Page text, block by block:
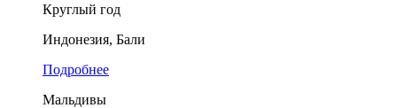
Круглый год
Индонезия, Бали
Подробнее
Мальдивы